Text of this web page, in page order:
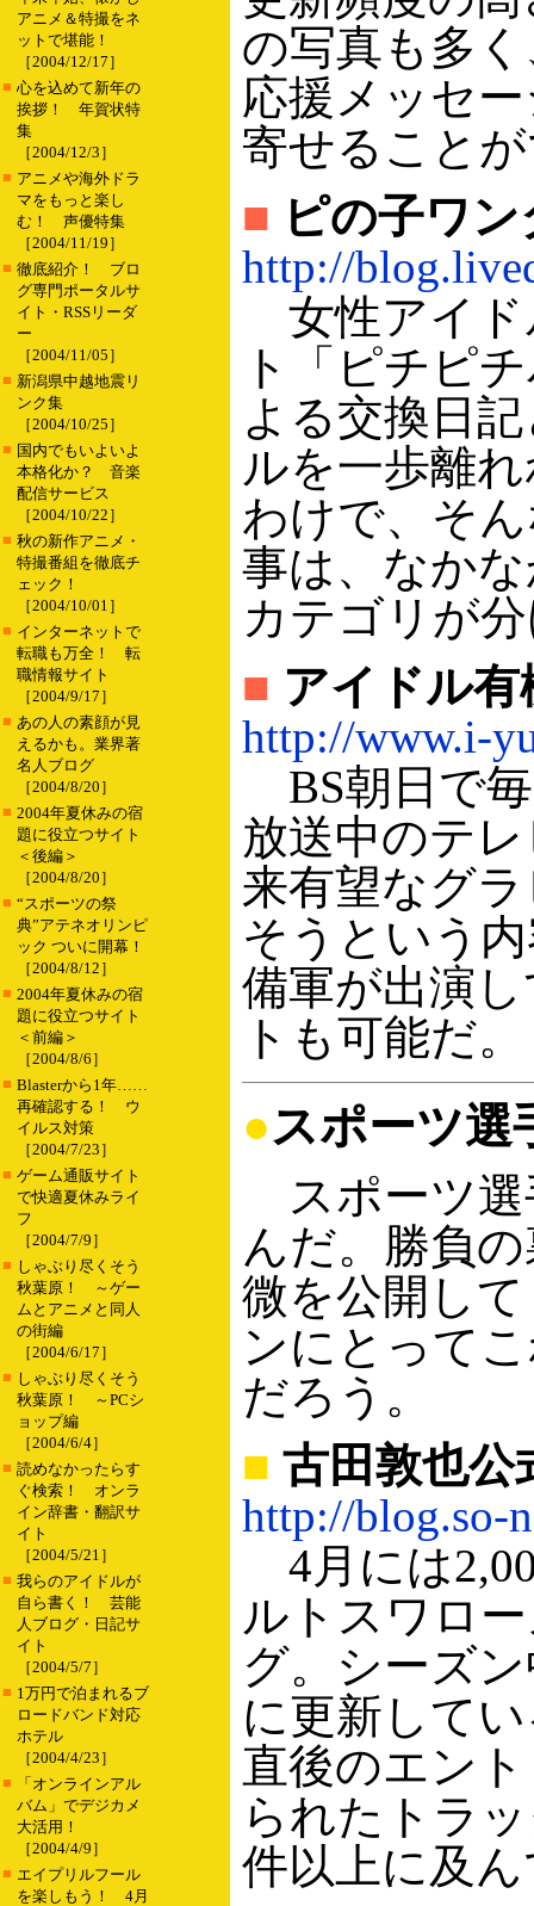
アニメ＆特撮をネ
ットで堪能！
［2004/12/17］
■ 心を込めて新年の
挨拶！ 年賀状特
集
［2004/12/3］
■ アニメや海外ドラ
マをもっと楽し
む！ 声優特集
［2004/11/19］
■ 徹底紹介！ ブロ
グ専門ポータルサ
イト・RSSリーダ
ー
［2004/11/05］
■ 新潟県中越地震リ
ンク集
［2004/10/25］
■ 国内でもいよいよ
本格化か？ 音楽
配信サービス
［2004/10/22］
■ 秋の新作アニメ・
特撮番組を徹底チ
ェック！
［2004/10/01］
■ インターネットで
転職も万全！ 転
職情報サイト
［2004/9/17］
■ あの人の素顔が見
えるかも。業界著
名人ブログ
［2004/8/20］
■ 2004年夏休みの宿
題に役立つサイト
＜後編＞
［2004/8/20］
■ “スポーツの祭
典”アテネオリンピ
ック ついに開幕！
［2004/8/12］
■ 2004年夏休みの宿
題に役立つサイト
＜前編＞
［2004/8/6］
■ Blasterから1年……
再確認する！ ウ
イルス対策
［2004/7/23］
■ ゲーム通販サイト
で快適夏休みライ
フ
［2004/7/9］
■ しゃぶり尽くそう
秋葉原！ ～ゲー
ムとアニメと同人
の街編
［2004/6/17］
■ しゃぶり尽くそう
秋葉原！ ～PCシ
ョップ編
［2004/6/4］
■ 読めなかったらす
ぐ検索！ オンラ
イン辞書・翻訳サ
イト
［2004/5/21］
■ 我らのアイドルが
自ら書く！ 芸能
人ブログ・日記サ
イト
［2004/5/7］
■ 1万円で泊まれるブ
ロードバンド対応
ホテル
［2004/4/23］
■
「オンラインアル
バム」でデジカメ
大活用！
［2004/4/9］
■ エイプリルフール
を楽しもう！ 4月
の写真も多
応援メッセ
寄せること
■ ピの子ワ
http://
女性アイド
ト「ピチピ
よる交換日
ルを一歩離
わけで、そ
事は、なか
カテゴリが
■ アイドル有
http://www.i-
BS朝日で
放送中のテ
来有望なグ
そうという
備軍が出演
トも可能だ。
●スポーツ選
スポーツ選
んだ。勝負
微を公開し
ンにとって
だろう。
■ 古田敦也公
http://blog.so-
4月には
ルトスワロ
グ。シーズ
に更新して
直後のエン
られたトラ
件以上に及